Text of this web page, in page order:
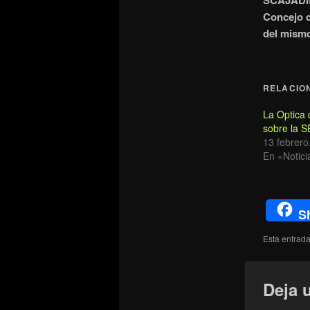
Concejo
del
La Optica
sobre la
13
En
Esta
Deja